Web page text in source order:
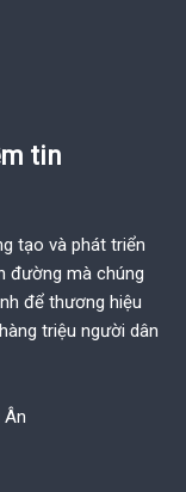
tin
tạo và phát triển
đường mà chúng
để thương hiệu
triệu người dân
Ân